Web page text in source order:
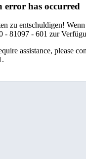
error has occurred
zu entschuldigen!
- 81097 - 601 zur
assistance, please